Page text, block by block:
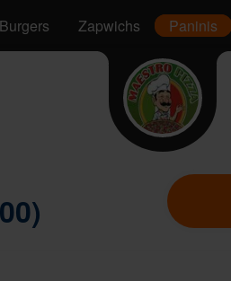
Burgers Zapwichs Paninis